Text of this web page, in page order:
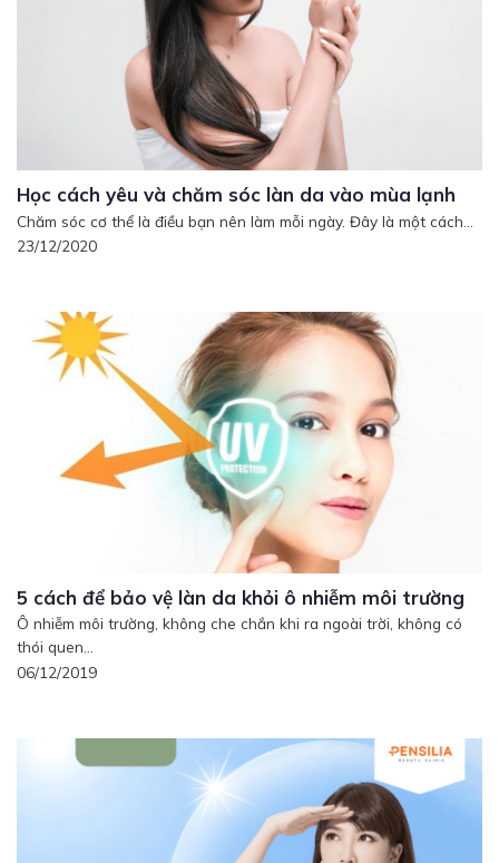
Học cách yêu và chăm sóc làn da vào mùa lạnh
Chăm sóc cơ thể là điều bạn nên làm mỗi ngày. Đây là một cách...
23/12/2020
5 cách để bảo vệ làn da khỏi ô nhiễm môi trường
Ô nhiễm môi trường, không che chắn khi ra ngoài trời, không có
thói quen...
06/12/2019